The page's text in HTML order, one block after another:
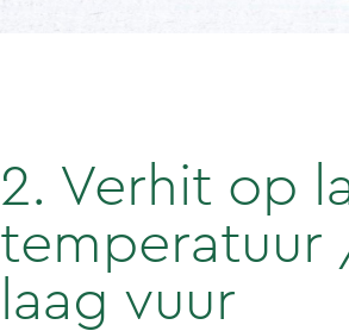
2. Verhit op
temperatuur
laag vuur